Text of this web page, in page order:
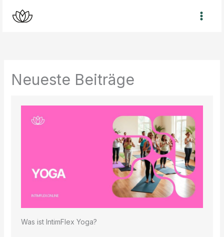
Inhalt
Neueste Beiträge
Was ist IntimFlex Yoga?